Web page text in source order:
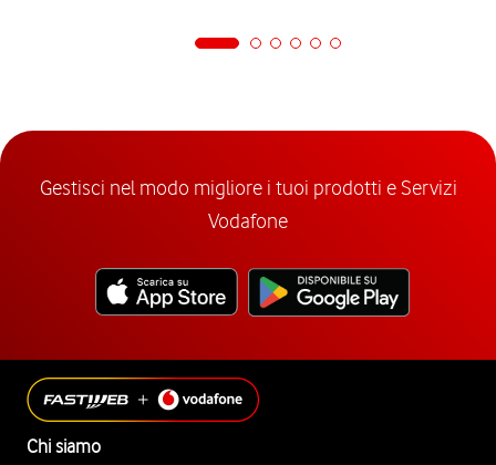
Gestisci nel modo migliore i tuoi prodotti e Servizi
Vodafone
Chi siamo